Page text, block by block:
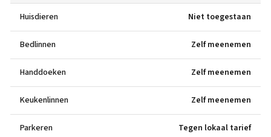
Huisdieren Niet toegestaan
Bedlinnen Zelf meenemen
Handdoeken Zelf meenemen
Keukenlinnen Zelf meenemen
Parkeren Tegen lokaal tarief